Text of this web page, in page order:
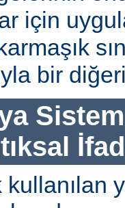
için
bir
kullanılan